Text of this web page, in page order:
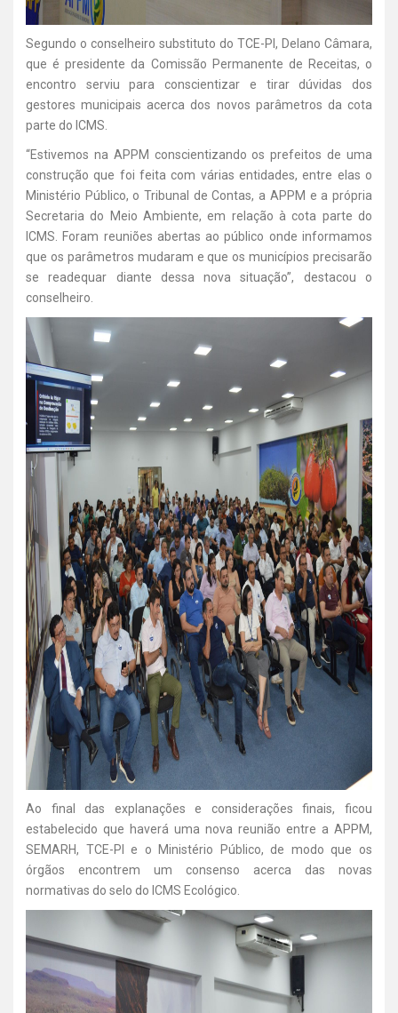
Segundo o conselheiro substituto do TCE-PI, Delano Câmara,
que é presidente da Comissão Permanente de Receitas, o
encontro serviu para conscientizar e tirar dúvidas dos
gestores municipais acerca dos novos parâmetros da cota
parte do ICMS.
“Estivemos na APPM conscientizando os prefeitos de uma
construção que foi feita com várias entidades, entre elas o
Ministério Público, o Tribunal de Contas, a APPM e a própria
Secretaria do Meio Ambiente, em relação à cota parte do
ICMS. Foram reuniões abertas ao público onde informamos
que os parâmetros mudaram e que os municípios precisarão
se readequar diante dessa nova situação”, destacou o
conselheiro.
Ao final das explanações e considerações finais, ficou
estabelecido que haverá uma nova reunião entre a APPM,
SEMARH, TCE-PI e o Ministério Público, de modo que os
órgãos encontrem um consenso acerca das novas
normativas do selo do ICMS Ecológico.